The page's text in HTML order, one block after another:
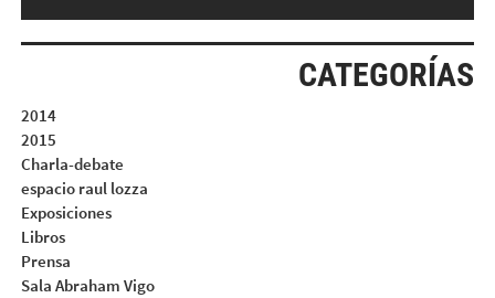
CATEGORÍAS
2014
2015
Charla-debate
espacio raul lozza
Exposiciones
Libros
Prensa
Sala Abraham Vigo